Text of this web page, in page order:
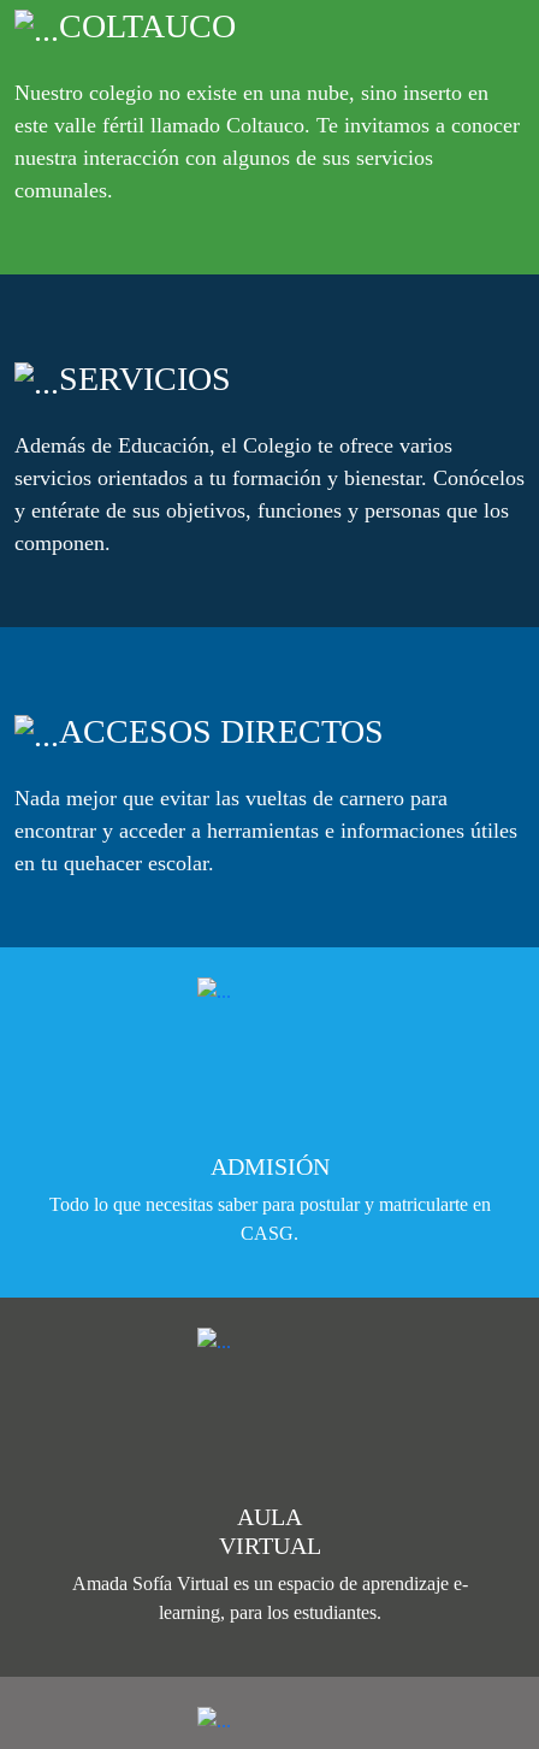
COLTAUCO
Nuestro colegio no existe en una nube, sino inserto en
este valle fértil llamado Coltauco. Te invitamos a conocer
nuestra interacción con algunos de sus servicios
comunales.
SERVICIOS
Además de Educación, el Colegio te ofrece varios
servicios orientados a tu formación y bienestar. Conócelos
y entérate de sus objetivos, funciones y personas que los
componen.
ACCESOS DIRECTOS
Nada mejor que evitar las vueltas de carnero para
encontrar y acceder a herramientas e informaciones útiles
en tu quehacer escolar.
ADMISIÓN
Todo lo que necesitas saber para postular y matricularte en
CASG.
AULA
VIRTUAL
Amada Sofía Virtual es un espacio de aprendizaje e-
learning, para los estudiantes.